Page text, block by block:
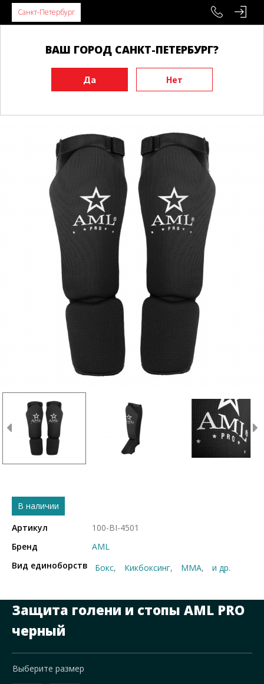
Санкт-Петербург
ВАШ ГОРОД САНКТ-ПЕТЕРБУРГ?
Экипировка
Защита ног
Защита голени и стопы
В наличии
Артикул
100-BI-4501
Бренд
AML
Вид единоборств
Бокс Кикбоксинг ММА и др.
Защита голени и стопы AML PRO
черный
Выберите размер